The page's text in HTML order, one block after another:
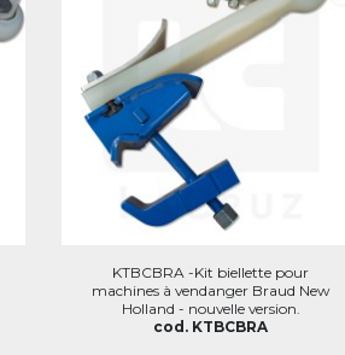
KTBCBRA -Kit biellette pour
machines à vendanger Braud New
Holland - nouvelle version.
cod. KTBCBRA